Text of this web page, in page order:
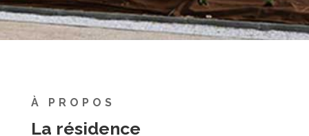
À PROPOS
La résidence